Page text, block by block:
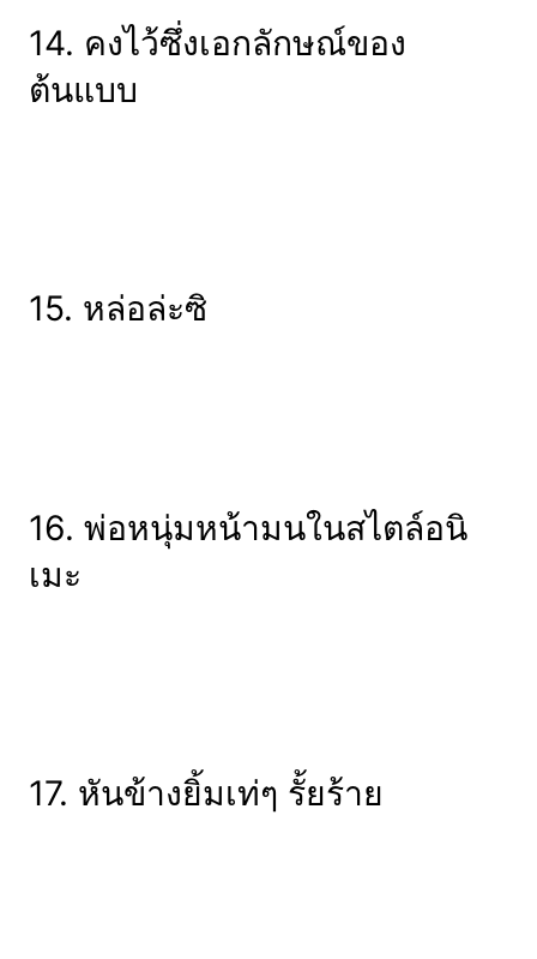
14. คงไว้ซึ่งเอกลักษณ์ของ
ต้นแบบ
15. หล่อล่ะซิ
16. พ่อหนุ่มหน้ามนในสไตล์อนิ
เมะ
17. หันข้างยิ้มเท่ๆ รั้ยร้าย